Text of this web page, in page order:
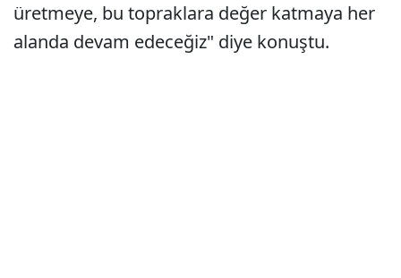
üretmeye, bu topraklara değer katmaya her
alanda devam edeceğiz" diye konuştu.